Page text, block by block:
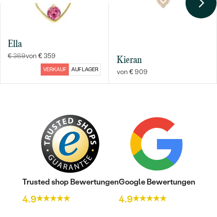
ANSEHEN
HERKUNFT:
Ella
€ 369von € 359
VERKAUF AUF LAGER
Kieran
von € 909
Trusted shop Bewertungen
4.9
Google Bewertungen
4.9